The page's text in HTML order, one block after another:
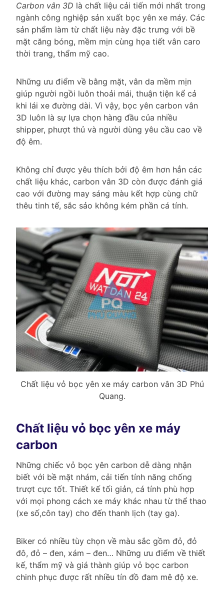
Carbon vân 3D là chất liệu cải tiến mới nhất trong
ngành công nghiệp sản xuất bọc yên xe máy. Các
sản phẩm làm từ chất liệu này đặc trưng với bề
mặt căng bóng, mềm mịn cùng họa tiết vân caro
thời trang, thẩm mỹ cao.
Những ưu điểm về bằng mặt, vân da mềm mịn
giúp người ngồi luôn thoải mái, thuận tiện kể cả
khi lái xe đường dài. Vì vậy, bọc yên carbon vân
3D luôn là sự lựa chọn hàng đầu của nhiều
shipper, phượt thủ và người dùng yêu cầu cao về
độ êm.
Không chỉ được yêu thích bởi độ êm hơn hẳn các
chất liệu khác, carbon vân 3D còn được đánh giá
cao với đường may sáng màu kết hợp cùng chữ
thêu tinh tế, sắc sảo không kém phần cá tính.
Chất liệu vỏ bọc yên xe máy carbon vân 3D Phú
Quang.
Chất liệu vỏ bọc yên xe máy
carbon
Những chiếc vỏ bọc yên carbon dễ dàng nhận
biết với bề mặt nhám, cải tiến tính năng chống
trượt cực tốt. Thiết kế tối giản, cá tính phù hợp
với mọi phong cách xe máy khác nhau từ thể thao
(xe số,côn tay) cho đến thanh lịch (tay ga).
Biker có nhiều tùy chọn về màu sắc gồm đỏ, đỏ
đô, đỏ – đen, xám – đen… Những ưu điểm về thiết
kế, thẩm mỹ và giá thành giúp vỏ bọc carbon
chinh phục được rất nhiều tín đồ đam mê độ xe.